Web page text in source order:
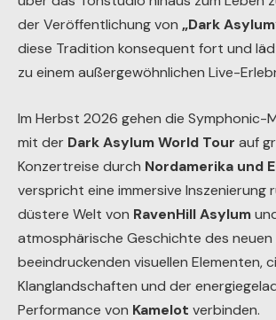
der Veröffentlichung von „Dark
diese Tradition konsequent fort und
zu einem außergewöhnlichen Live-
Im Herbst 2026 gehen die Symphonic-
mit der Dark Asylum World Tour auf
Konzertreise durch Nordamerika und
verspricht eine immersive Inszenierung
düstere Welt von RavenHill Asylum
atmosphärische Geschichte des neuen
beeindruckenden visuellen Elementen,
Klanglandschaften und der
Performance von Kamelot verbinden.